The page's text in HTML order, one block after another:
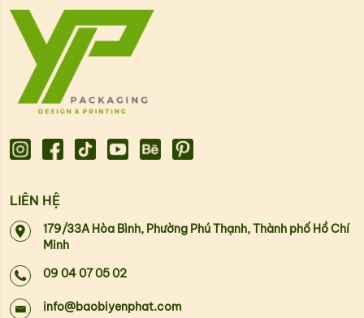
LIÊN HỆ
179/33A Hòa Bình, Phường Phú Thạnh, Thành phố Hồ Chí
Minh
09 04 07 05 02
info@baobiyenphat.com